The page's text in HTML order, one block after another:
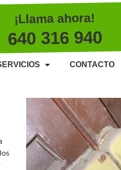
¡Llama ahora!
640 316 940
CONTACTO